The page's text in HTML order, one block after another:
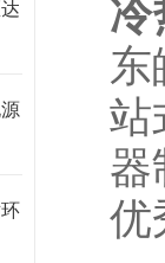
冷
东
站
器
优